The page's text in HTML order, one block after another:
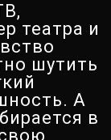
театра и
шутить
А
в